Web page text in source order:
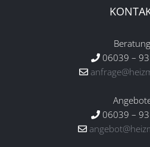
06039 –
06039 –